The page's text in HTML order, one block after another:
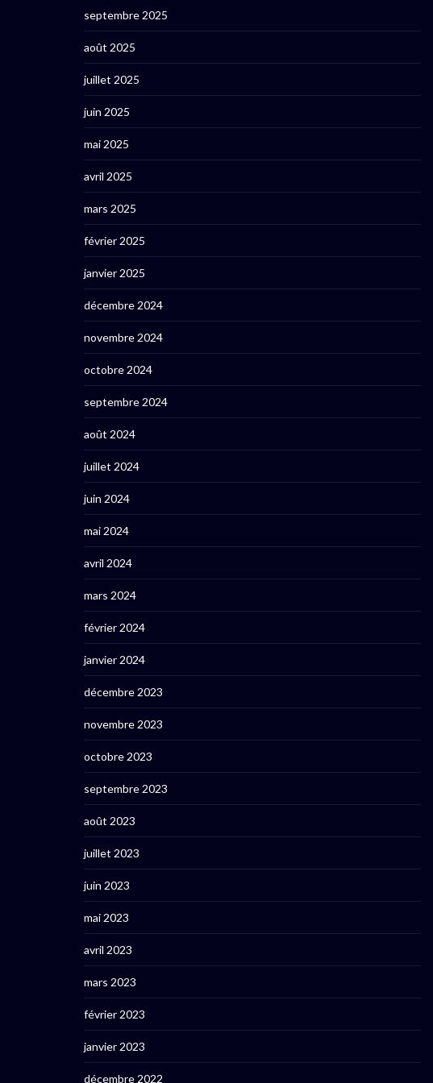
septembre 2025
août 2025
juillet 2025
juin 2025
mai 2025
avril 2025
mars 2025
février 2025
janvier 2025
décembre 2024
novembre 2024
octobre 2024
septembre 2024
août 2024
juillet 2024
juin 2024
mai 2024
avril 2024
mars 2024
février 2024
janvier 2024
décembre 2023
novembre 2023
octobre 2023
septembre 2023
août 2023
juillet 2023
juin 2023
mai 2023
avril 2023
mars 2023
février 2023
janvier 2023
décembre 2022